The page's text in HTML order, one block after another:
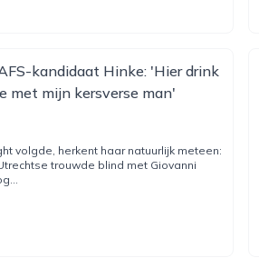
kandidaat Hinke: 'Hier drink
met mijn kersverse man'
volgde, herkent haar natuurlijk meteen:
trouwde blind met Giovanni